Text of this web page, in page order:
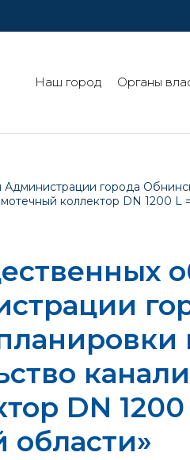
Наш город Органы
города
коллектор DN 1200
DN
области»